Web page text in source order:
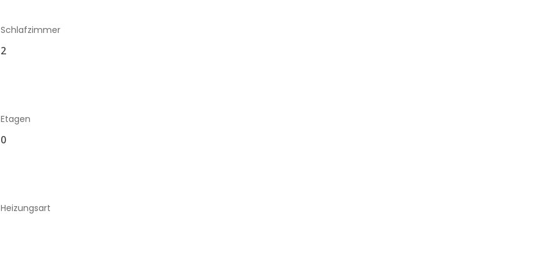
Schlafzimmer
2
Etagen
0
Heizungsart